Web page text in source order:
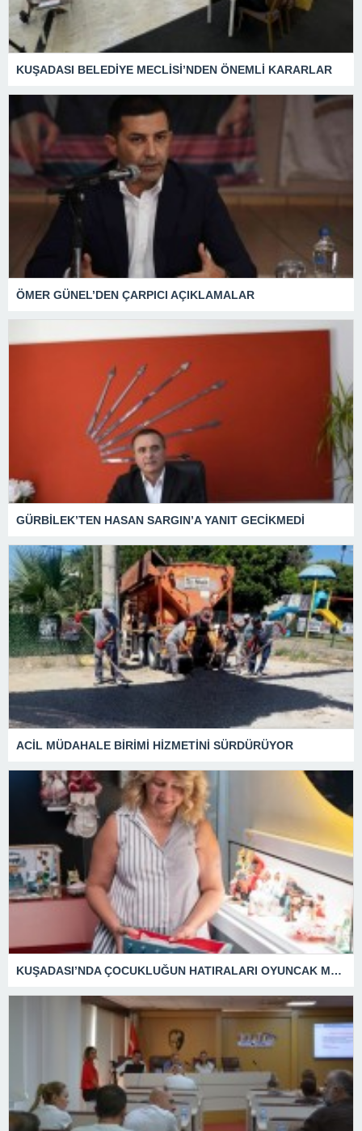
KUŞADASI BELEDİYE MECLİSİ’NDEN ÖNEMLİ KARARLAR
ÖMER GÜNEL’DEN ÇARPICI AÇIKLAMALAR
GÜRBİLEK’TEN HASAN SARGIN’A YANIT GECİKMEDİ
ACİL MÜDAHALE BİRİMİ HİZMETİNİ SÜRDÜRÜYOR
KUŞADASI’NDA ÇOCUKLUĞUN HATIRALARI OYUNCAK MÜZESİNDE HAYAT BULACAK